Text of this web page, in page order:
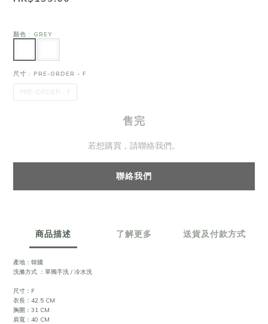
顏色 : GREY
尺寸 : PRE-ORDER - F
PRE-ORDER - F
售完
若想購買，請聯絡我們。
聯絡我們
商品描述 了解更多 送貨及付款方式
產地：韓國
洗滌方式 ：單獨手洗 / 冷水洗
尺寸：F
衣長：42.5 CM
胸圍：31 CM
肩寬：40 CM